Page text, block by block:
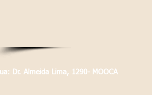
Dr. Almeida Lima, 1290- MOOCA